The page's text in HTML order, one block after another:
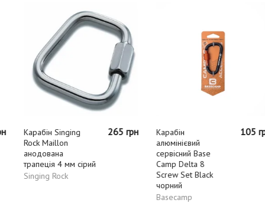
Карабін Singing
Rock Maillon
анодована
трапеція 4 мм сірий
Singing Rock
265 грн
Карабін
алюмінієвий
сервісний Base
Camp Delta 8
Screw Set Black
чорний
Basecamp
105 грн